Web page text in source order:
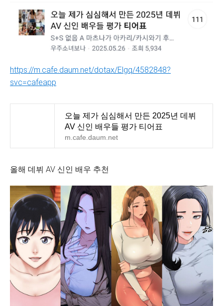
https://m.cafe.daum.net/dotax/Elgq/4582848?
svc=cafeapp
오늘 제가 심심해서 만든 2025년 데뷔
AV 신인 배우들 평가 티어표
m.cafe.daum.net
올해 데뷔 AV 신인 배우 추천